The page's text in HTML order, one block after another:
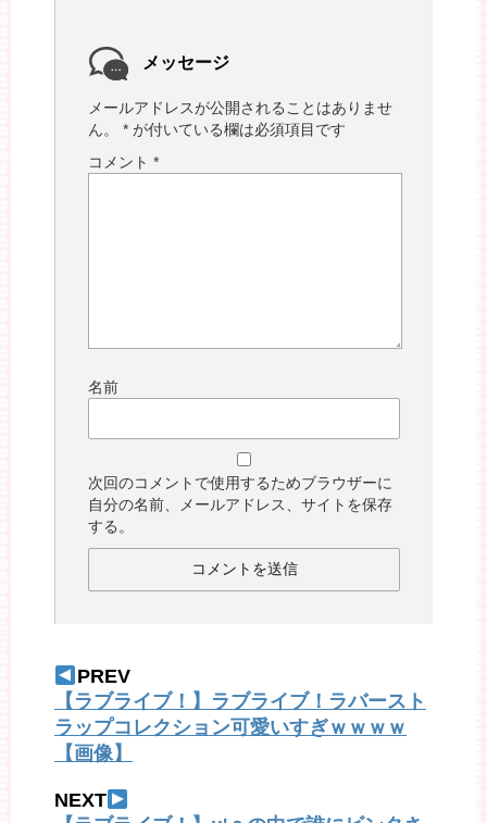
メッセージ
メールアドレスが公開されることはありませ
ん。
* が付いている欄は必須項目です
コメント *
名前
次回のコメントで使用するためブラウザーに
自分の名前、メールアドレス、サイトを保存
する。
PREV
【ラブライブ！】ラブライブ！ラバースト
ラップコレクション可愛いすぎｗｗｗｗ
【画像】
NEXT